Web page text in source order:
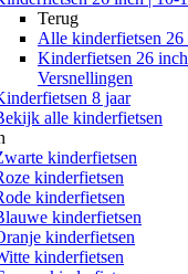
Terug
Alle kinderfietsen
Kinderfietsen 26
Versnellingen
8 jaar
alle kinderfietsen
kinderfietsen
kinderfietsen
kinderfietsen
kinderfietsen
kinderfietsen
kinderfietsen